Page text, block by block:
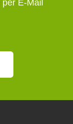
E-Mail